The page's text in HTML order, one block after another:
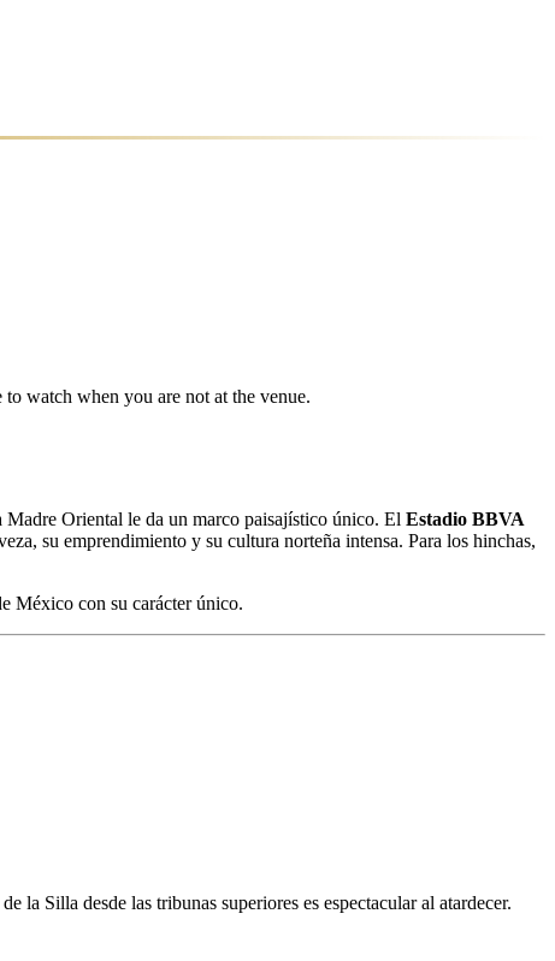
watch when you are not at the venue.
Oriental le da un marco paisajístico único. El Estadio BBVA
su emprendimiento y su cultura norteña intensa. Para los hinchas,
México con su carácter único.
Silla desde las tribunas superiores es espectacular al atardecer.